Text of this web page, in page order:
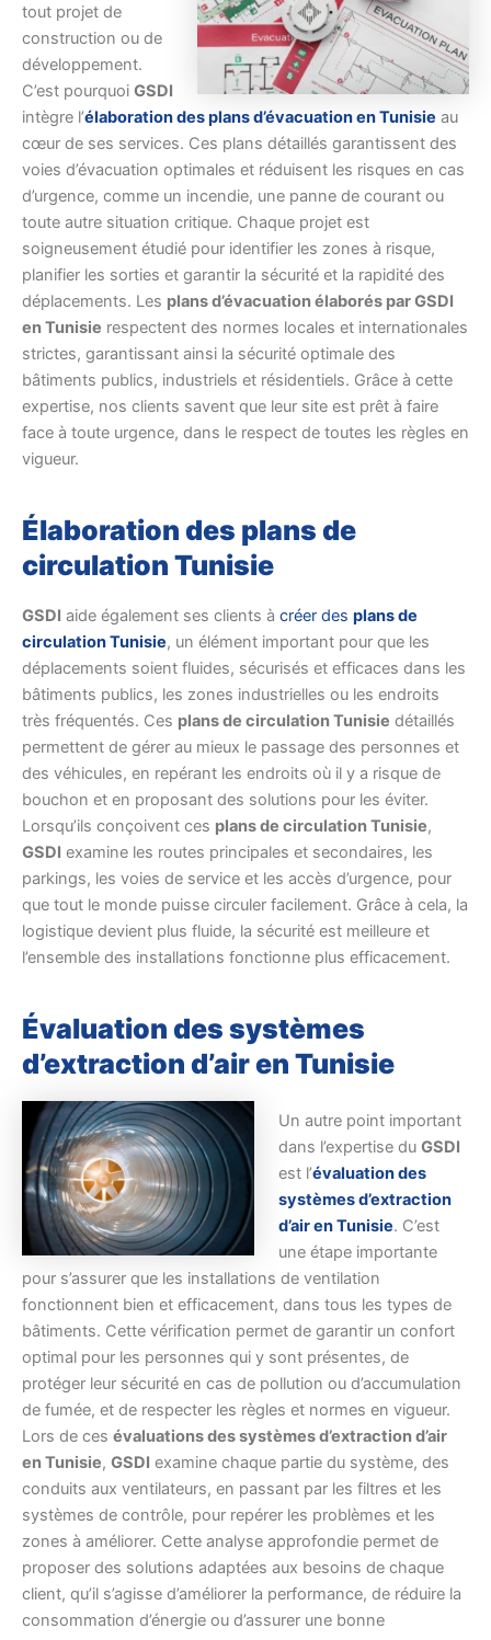
tout projet de
construction ou de
développement.
C’est pourquoi GSDI
intègre l’élaboration des plans d’évacuation en Tunisie au
cœur de ses services. Ces plans détaillés garantissent des
voies d’évacuation optimales et réduisent les risques en cas
d’urgence, comme un incendie, une panne de courant ou
toute autre situation critique. Chaque projet est
soigneusement étudié pour identifier les zones à risque,
planifier les sorties et garantir la sécurité et la rapidité des
déplacements. Les plans d’évacuation élaborés par GSDI
en Tunisie respectent des normes locales et internationales
strictes, garantissant ainsi la sécurité optimale des
bâtiments publics, industriels et résidentiels. Grâce à cette
expertise, nos clients savent que leur site est prêt à faire
face à toute urgence, dans le respect de toutes les règles en
vigueur.
Élaboration des plans de
circulation Tunisie
GSDI aide également ses clients à créer des plans de
circulation Tunisie, un élément important pour que les
déplacements soient fluides, sécurisés et efficaces dans les
bâtiments publics, les zones industrielles ou les endroits
très fréquentés. Ces plans de circulation Tunisie détaillés
permettent de gérer au mieux le passage des personnes et
des véhicules, en repérant les endroits où il y a risque de
bouchon et en proposant des solutions pour les éviter.
Lorsqu’ils conçoivent ces plans de circulation Tunisie,
GSDI examine les routes principales et secondaires, les
parkings, les voies de service et les accès d’urgence, pour
que tout le monde puisse circuler facilement. Grâce à cela, la
logistique devient plus fluide, la sécurité est meilleure et
l’ensemble des installations fonctionne plus efficacement.
Évaluation des systèmes
d’extraction d’air en Tunisie
Un autre point important
dans l’expertise du GSDI
est l’évaluation des
systèmes d’extraction
d’air en Tunisie. C’est
une étape importante
pour s’assurer que les installations de ventilation
fonctionnent bien et efficacement, dans tous les types de
bâtiments. Cette vérification permet de garantir un confort
optimal pour les personnes qui y sont présentes, de
protéger leur sécurité en cas de pollution ou d’accumulation
de fumée, et de respecter les règles et normes en vigueur.
Lors de ces évaluations des systèmes d’extraction d’air
en Tunisie, GSDI examine chaque partie du système, des
conduits aux ventilateurs, en passant par les filtres et les
systèmes de contrôle, pour repérer les problèmes et les
zones à améliorer. Cette analyse approfondie permet de
proposer des solutions adaptées aux besoins de chaque
client, qu’il s’agisse d’améliorer la performance, de réduire la
consommation d’énergie ou d’assurer une bonne